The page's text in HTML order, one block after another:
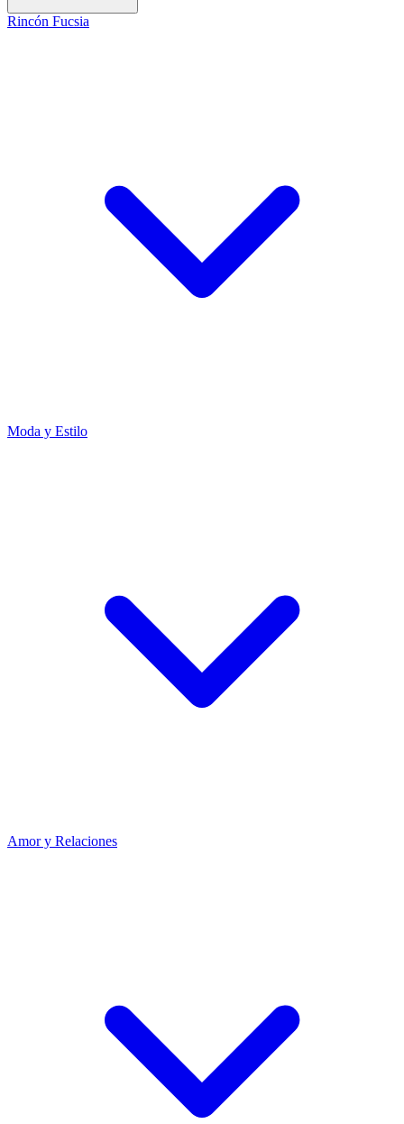
Rincón Fucsia
Moda y Estilo
Amor y Relaciones